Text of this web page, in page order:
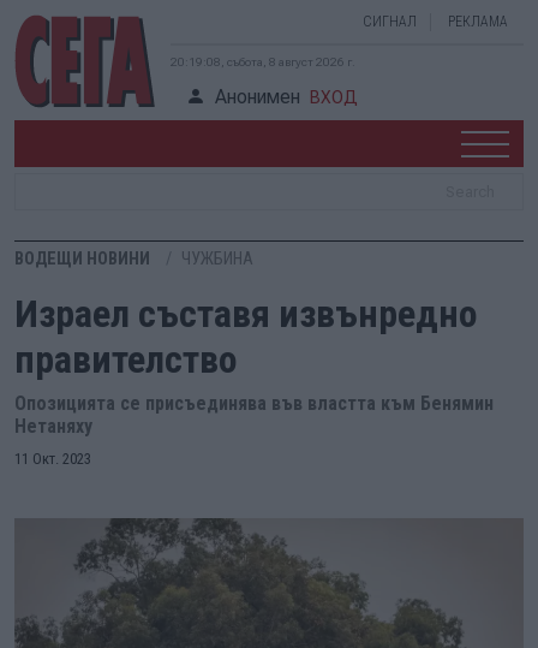
СИГНАЛ РЕКЛАМА
20:19:09, събота, 8 август 2026 г.
Анонимен ВХОД
ВОДЕЩИ НОВИНИ ЧУЖБИНА
Израел съставя извънредно
правителство
Опозицията се присъединява във властта към Бенямин
Нетаняху
11 Окт. 2023